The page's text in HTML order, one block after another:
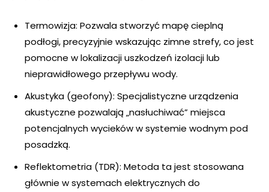
Termowizja: Pozwala stworzyć mapę cieplną
podłogi, precyzyjnie wskazując zimne strefy, co jest
pomocne w lokalizacji uszkodzeń izolacji lub
nieprawidłowego przepływu wody.
Akustyka (geofony): Specjalistyczne urządzenia
akustyczne pozwalają „nasłuchiwać” miejsca
potencjalnych wycieków w systemie wodnym pod
posadzką.
Reflektometria (TDR): Metoda ta jest stosowana
głównie w systemach elektrycznych do